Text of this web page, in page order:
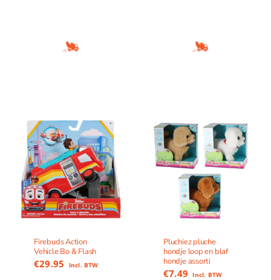
Firebuds Action
Vehicle Bo & Flash
€29.95 Incl. BTW
Pluchiez pluche
hondje loop en blaf
hondje assorti
€7.49 Incl. BTW